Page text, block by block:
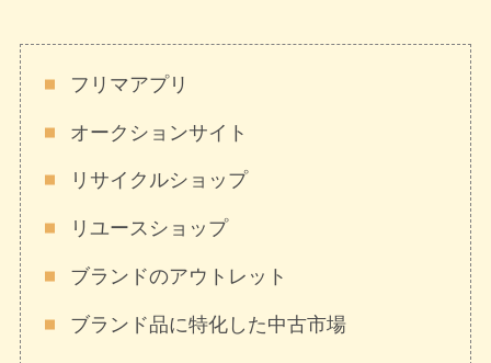
フリマアプリ
オークションサイト
リサイクルショップ
リユースショップ
ブランドのアウトレット
ブランド品に特化した中古市場